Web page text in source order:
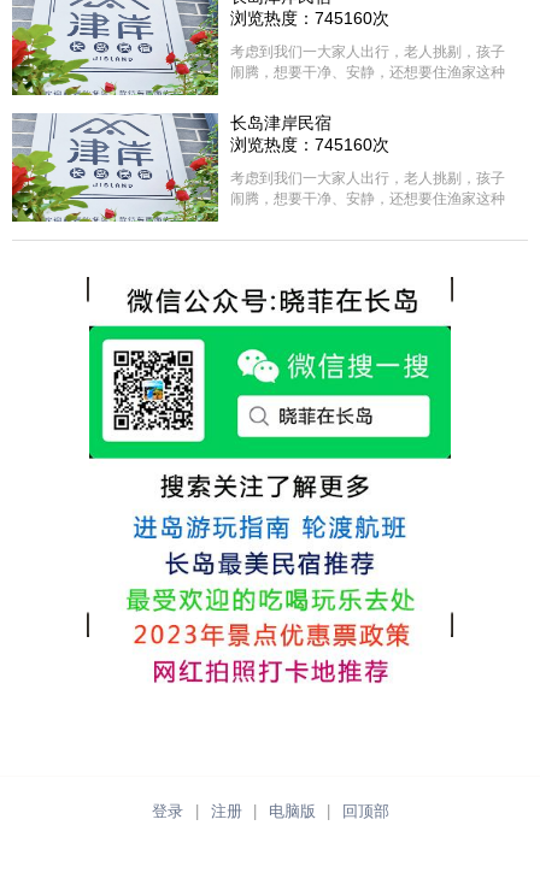
浏览热度：745160次
考虑到我们一大家人出行，老人挑剔，孩子
闹腾，想要干净、安静，还想要住渔家这种
选择津岸民宿，实际体验客房很干净，饭菜
方面家里老人也很满意，整体饭菜给搭配的
很好，每顿饭也不重样的，海鲜确实是非常
的新鲜呢，另外值得一提的是，他家的海菜
包子非常好吃。 其实长岛可选的酒店、民宿
各不相同，可以根据自己的喜好选择。非常
热情，能根据我提出的需求来安排房间，这
点很好。
长岛津岸民宿
浏览热度：745160次
考虑到我们一大家人出行，老人挑剔，孩子
闹腾，想要干净、安静，还想要住渔家这种
选择津岸民宿，实际体验客房很干净，饭菜
很好，每顿饭也不重样的，海鲜确实是非常
的新鲜呢，另外值得一提的是，他家的海菜
包子非常好吃。 其实长岛可选的酒店、民宿
各不相同，可以根据自己的喜好选择。非常
推荐津岸民宿，关键是老板娘晓菲很细心、
热情，能根据我提出的需求来安排房间，这
点很好。
登录 注册 电脑版 回顶部